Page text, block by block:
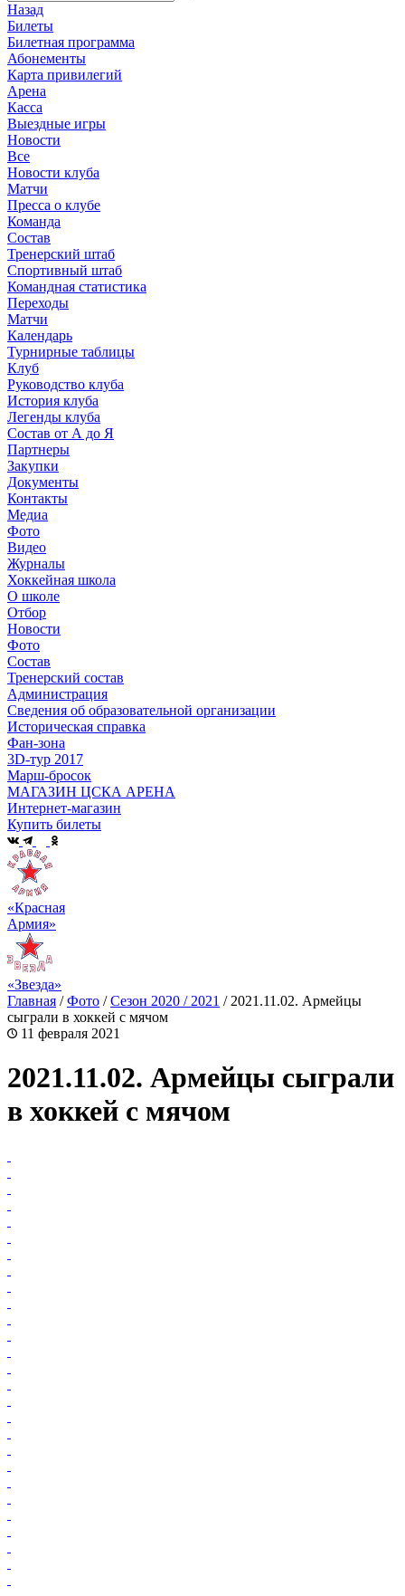
Назад
Билеты
Билетная программа
Абонементы
Карта привилегий
Арена
Касса
Выездные игры
Новости
Все
Новости клуба
Матчи
Пресса о клубе
Команда
Состав
Тренерский штаб
Спортивный штаб
Командная статистика
Переходы
Матчи
Календарь
Турнирные таблицы
Клуб
Руководство клуба
История клуба
Легенды клуба
Состав от А до Я
Партнеры
Закупки
Документы
Контакты
Медиа
Фото
Видео
Журналы
Хоккейная школа
О школе
Отбор
Новости
Фото
Состав
Тренерский состав
Администрация
Сведения об образовательной организации
Историческая справка
Фан-зона
3D-тур 2017
Марш-бросок
МАГАЗИН ЦСКА АРЕНА
Интернет-магазин
Купить билеты
«Красная
Армия»
«Звезда»
Главная /Фото /Сезон 2020 / 2021 / 2021.11.02. Армейцы
сыграли в хоккей с мячом
11 февраля 2021
2021.11.02. Армейцы сыграли
в хоккей с мячом